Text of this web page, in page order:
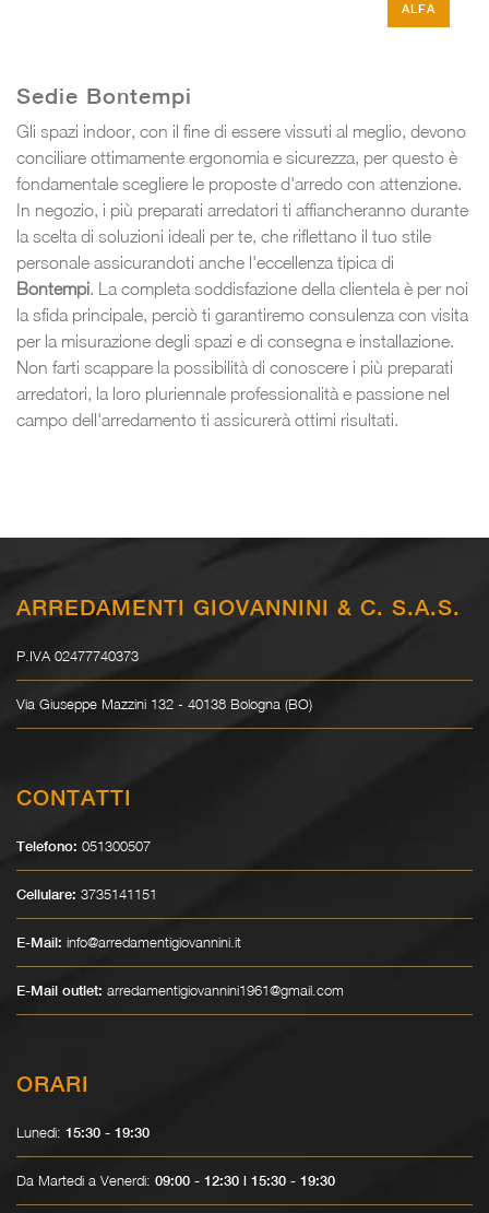
ALFA
Sedie Bontempi
Gli spazi indoor, con il fine di essere vissuti al meglio, devono
conciliare ottimamente ergonomia e sicurezza, per questo è
fondamentale scegliere le proposte d'arredo con attenzione.
In negozio, i più preparati arredatori ti affiancheranno durante
la scelta di soluzioni ideali per te, che riflettano il tuo stile
personale assicurandoti anche l'eccellenza tipica di
Bontempi. La completa soddisfazione della clientela è per noi
la sfida principale, perciò ti garantiremo consulenza con visita
per la misurazione degli spazi e di consegna e installazione.
Non farti scappare la possibilità di conoscere i più preparati
arredatori, la loro pluriennale professionalità e passione nel
campo dell'arredamento ti assicurerà ottimi risultati.
ARREDAMENTI GIOVANNINI & C. S.A.S.
P.IVA 02477740373
Via Giuseppe Mazzini 132 - 40138 Bologna (BO)
CONTATTI
Telefono: 051300507
Cellulare: 3735141151
E-Mail: info@arredamentigiovannini.it
E-Mail outlet: arredamentigiovannini1961@gmail.com
ORARI
Lunedì: 15:30 - 19:30
Da Martedì a Venerdì: 09:00 - 12:30 | 15:30 - 19:30